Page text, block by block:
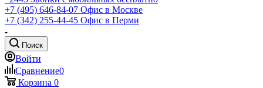
+7 (495) 646-84-07 Офис в Москве
+7 (342) 255-44-45 Офис в Перми
Поиск
Войти
Сравнение0
Корзина 0